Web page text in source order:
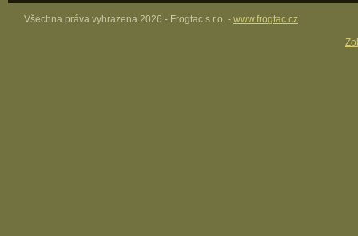
Všechna práva vyhrazena 2026 - Frogtac s.r.o. - www.frogtac.cz